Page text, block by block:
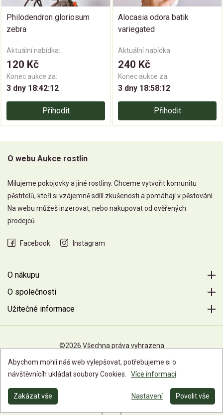
Philodendron gloriosum
zebra
Aktuální nabídka:
120 Kč
Konec aukce za:
3 dny 18:42:11
Přihodit
Alocasia odora batik
variegated
Aktuální nabídka:
240 Kč
Konec aukce za:
3 dny 18:58:11
Přihodit
O webu Aukce rostlin
Milujeme pokojovky a jiné rostliny. Chceme vytvořit komunitu
pěstitelů, kteří si vzájemně sdílí zkušenosti a pomáhají v pěstování.
Na webu můžeš inzerovat, nebo nakupovat od ověřených
prodejců.
Facebook Instagram
O nákupu
O společnosti
Užitečné informace
©2026 Všechna práva vyhrazena
Abychom mohli náš web vylepšovat, potřebujeme si o
návštěvnícíh ukládat soubory Cookies.
Více informací
Zakázat vše Nastavení Povolit vše